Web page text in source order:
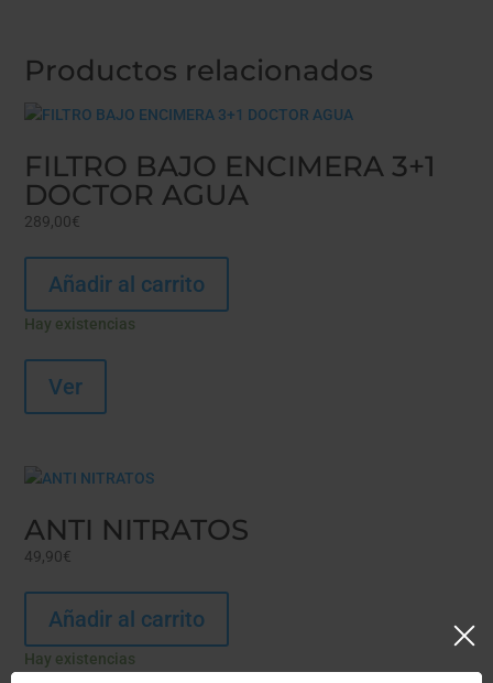
Productos relacionados
FILTRO BAJO ENCIMERA 3+1
DOCTOR AGUA
289,00€
Añadir al carrito
Hay existencias
Ver
ANTI NITRATOS
49,90€
Añadir al carrito
Hay existencias